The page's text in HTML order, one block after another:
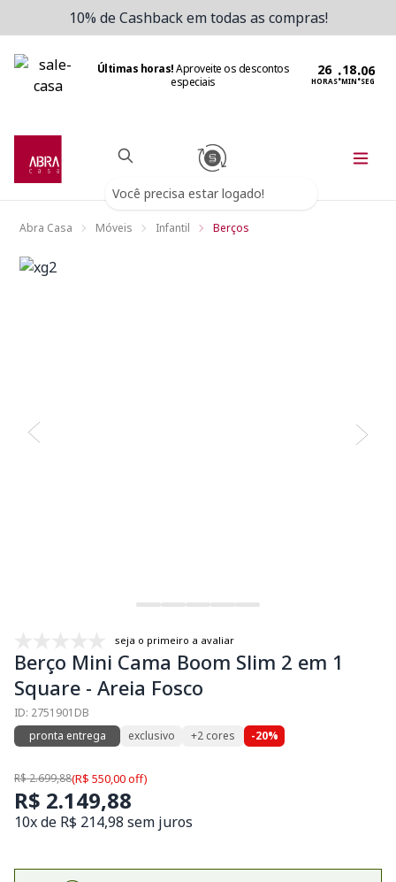
10% de Cashback em todas as compras!
Últimas horas!Aproveite os descontos
especiais
HORAS:MIN:SEG
Você precisa estar logado!
Abra Casa Móveis Infantil Berços
seja o primeiro a avaliar
Berço Mini Cama Boom Slim 2 em 1
Square - Areia Fosco
ID: 2751901DB
pronta entrega
exclusivo +2 cores -20%
R$ 2.699,88(R$ 550,00 off)
R$ 2.149,88
10x de R$ 214,98 sem juros